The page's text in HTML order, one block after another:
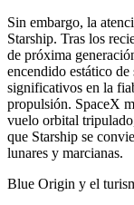
Sin embargo, la
Starship. Tras los
de próxima
encendido estático
significativos en la
propulsión. SpaceX
vuelo orbital
que Starship se
lunares y marcianas.
Blue Origin y el